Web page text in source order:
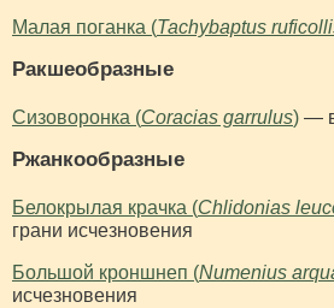
Малая поганка (Tachybaptus
Ракшеобразные
Сизоворонка (Coracias garrulus) —
Ржанкообразные
Белокрылая крачка (Chlidonias
грани исчезновения
Большой кроншнеп (Numenius
исчезновения